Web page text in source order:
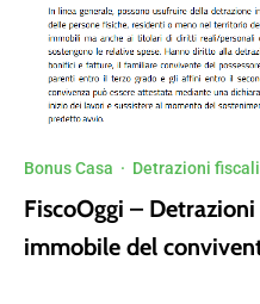
Bonus Casa · Detrazioni fiscali
FiscoOggi –
immobile del